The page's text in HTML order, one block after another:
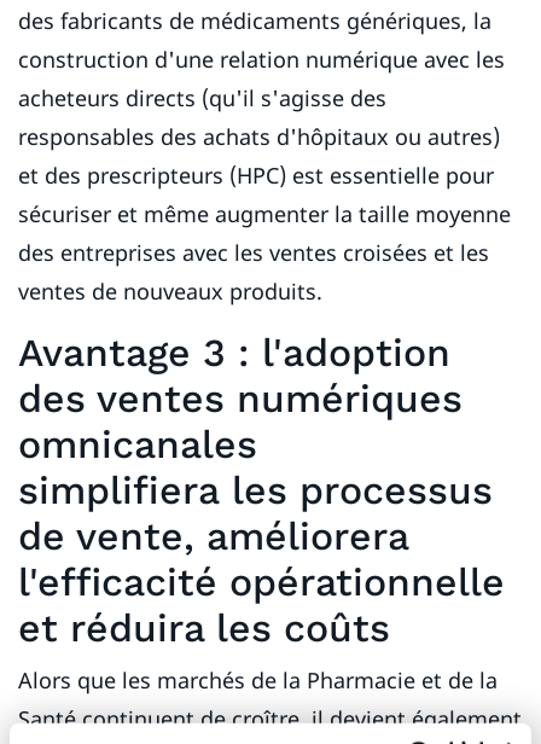
des fabricants de médicaments génériques, la
construction d'une relation numérique avec les
acheteurs directs (qu'il s'agisse des
responsables des achats d'hôpitaux ou autres)
et des prescripteurs (HPC) est essentielle pour
sécuriser et même augmenter la taille moyenne
des entreprises avec les ventes croisées et les
ventes de nouveaux produits.
Avantage 3 : l'adoption
des ventes numériques
omnicanales
simplifiera les processus
de vente, améliorera
l'efficacité opérationnelle
et réduira les coûts
Alors que les marchés de la Pharmacie et de la
Santé continuent de croître, il devient également